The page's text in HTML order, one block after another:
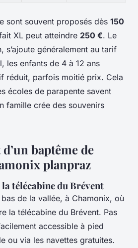
sont souvent proposés dès 150
XL peut atteindre 250 €. Le
s’ajoute généralement au tarif
les enfants de 4 à 12 ans
réduit, parfois moitié prix. Cela
écoles de parapente savent
famille crée des souvenirs
baptême de
planpraz
télécabine du Brévent
de la vallée, à Chamonix, où
la télécabine du Brévent. Pas
accessible à pied
ou via les navettes gratuites.